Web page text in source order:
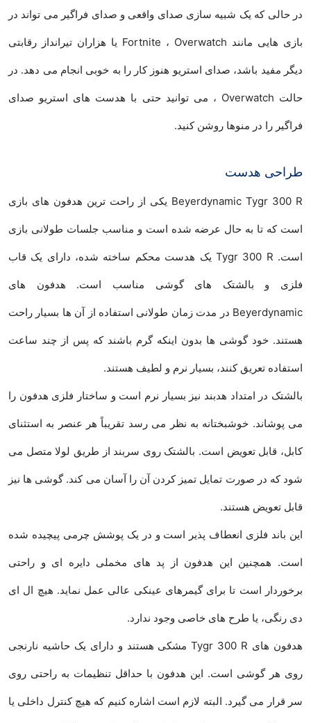
در حالی که یک شبیه سازی صدای واقعی و صدای فراگیر می تواند در
بازی هایی مانند Fortnite ، Overwatch یا هزاران تیرانداز رقابتی
دیگر مفید باشد، صدای استریو هنوز کار را به خوبی انجام می دهد. در
حالت Overwatch ، می توانید حتی با هدست های استریو صدای
فراگیر را در منوها روشن کنید.
طراحی هدست
Beyerdynamic Tygr 300 R یکی از راحت ترین هدفون های بازی
است که تا به حال عرضه شده است و مناسب جلسات طولانی بازی
است. Tygr 300 R یک هدست محکم ساخته شده، دارای یک قاب
فلزی و بالشتک های گوشی مناسب است. هدفون های
Beyerdynamic در مدت زمان طولانی استفاده از آن ها بسیار راحت
هستند. خود گوشی ها بدون اینکه گرم باشند که پس از چند ساعت
استفاده تعریق کنند، بسیار نرم و لطیف هستند.
بالشتک در امتداد هدبند نیز بسیار نرم است و ساختار فلزی هدفون را
می پوشاند. خوشبختانه به نظر می رسد تقریباً هر عنصر به استثنای
کابل، قابل تعویض است. بالشتک روی سربند از طریق لولا متصل می
شود که در صورت تمایل تمیز کردن آن را آسان می کند. گوشی ها نیز
قابل تعویض هستند.
این باند فلزی انعطاف پذیر است و در یک پوشش چرمی پیچیده شده
است. همچنین این هدفون از پد های مخملی دایره ای و راحتی
برخوردار است تا برای گیمرهای عینکی عالی عمل نماید. هیچ ال ای
دی رنگی، یا طرح های خاصی وجود ندارد.
هدفون های Tygr 300 R مشکی هستند و دارای یک حاشیه نارنجی
روی هر گوشی است. این هدفون با حداقل تنظیمات به راحتی روی
سر قرار می گیرد. البته لازم است اشاره کنیم که هیچ کنترل داخلی یا